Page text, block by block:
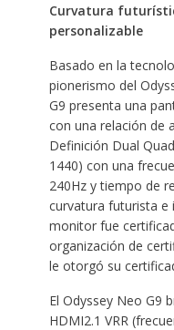
Curvatura
personalizable
Basado en la
pionerismo del
G9 presenta una
con una relación de
Definición Dual
1440) con una
240Hz y tiempo de
curvatura futurista e
monitor fue
organización de
le otorgó su
El Odyssey Neo G9
HDMI2.1 VRR